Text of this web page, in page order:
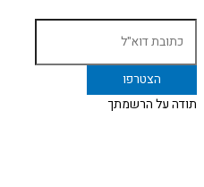
תודה על הרשמתך